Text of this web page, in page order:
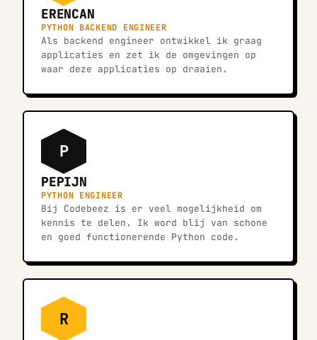
ERENCAN
PYTHON BACKEND ENGINEER
Als backend engineer ontwikkel ik graag
applicaties en zet ik de omgevingen op
waar deze applicaties op draaien.
P
PEPIJN
PYTHON ENGINEER
Bij Codebeez is er veel mogelijkheid om
kennis te delen. Ik word blij van schone
en goed functionerende Python code.
R